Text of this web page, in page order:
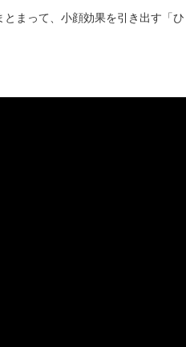
とまって、小顔効果を引き出す「